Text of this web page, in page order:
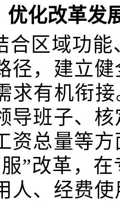
优化改革发
合区域功
径，建立
求有机衔
导班子、
资总量等
”改革，
人、经费